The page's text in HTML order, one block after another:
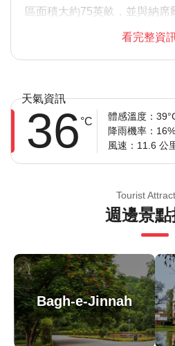
區面積大約75英畝，並與納席
Mahal）、法魯克宮殿（
府及軍事辦公處使用，對一般
風格是西及阿拉伯的混合，外
式標題及灰泥等裝飾。它四周
口和“jharoka” 陽臺，三樓是仿
八邊塔。室內則以 19 世紀的
首飾及納瓦卜家族的劍加以裝
溫馨提示
由於遊覽的歷史重點，建
大多數旅行者都可以參加
此旅遊/活動最多 8 位旅客
涉及適量步行；請選擇合適
看完整資
天氣資訊
36 °C
體感溫度：
降雨機率：16%
風速：11.6 公
Tourist
週邊景
Bagh-e-Jinnah